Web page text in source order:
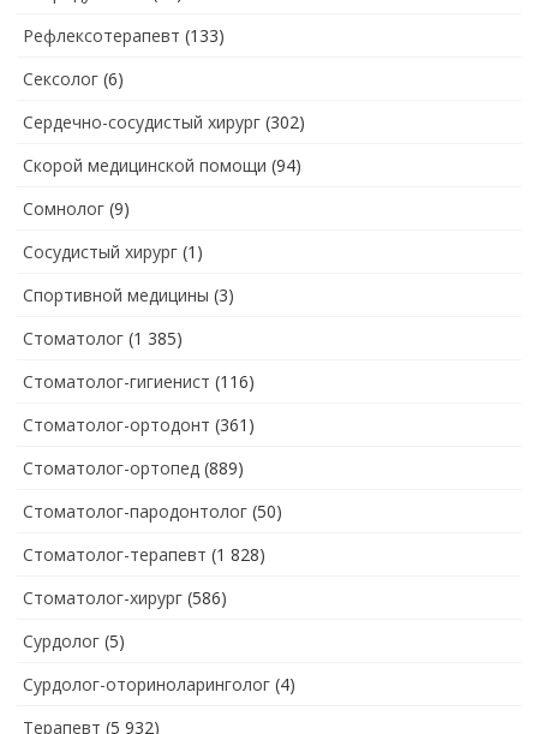
Рефлексотерапевт (133)
Сексолог (6)
Сердечно-сосудистый хирург (302)
Скорой медицинской помощи (94)
Сомнолог (9)
Сосудистый хирург (1)
Спортивной медицины (3)
Стоматолог (1 385)
Стоматолог-гигиенист (116)
Стоматолог-ортодонт (361)
Стоматолог-ортопед (889)
Стоматолог-пародонтолог (50)
Стоматолог-терапевт (1 828)
Стоматолог-хирург (586)
Сурдолог (5)
Сурдолог-оториноларинголог (4)
Терапевт (5 932)